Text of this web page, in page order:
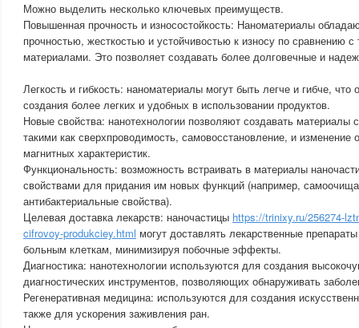
Можно выделить несколько ключевых преимуществ.
Повышенная прочность и износостойкость: Наноматериалы
прочностью, жесткостью и устойчивостью к износу по сравнению
материалами. Это позволяет создавать более долговечные и
Легкость и гибкость: наноматериалы могут быть легче и гибче,
создания более легких и удобных в использовании продуктов.
Новые свойства: нанотехнологии позволяют создавать материалы
такими как сверхпроводимость, самовосстановление, и изменение
магнитных характеристик.
Функциональность: возможность встраивать в материалы
свойствами для придания им новых функций (например,
антибактериальные свойства).
Целевая доставка лекарств: наночастицы https://trinixy.ru/256274-
cifrovoy-produkciey.html могут доставлять лекарственные
больным клеткам, минимизируя побочные эффекты.
Диагностика: нанотехнологии используются для создания
диагностических инструментов, позволяющих обнаруживать
Регенеративная медицина: используются для создания
также для ускорения заживления ран.